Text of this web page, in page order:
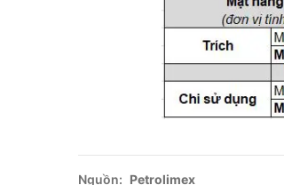
Nguồn: Petrolimex